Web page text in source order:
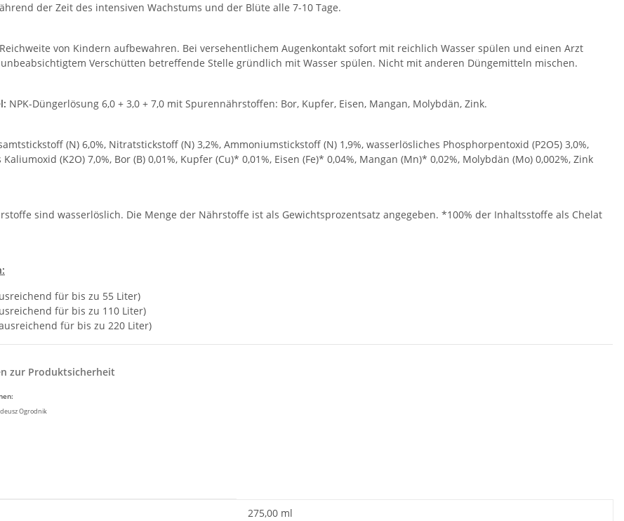
der Zeit des intensiven Wachstums und der Blüte alle 7-10 Tage.
von Kindern aufbewahren. Bei versehentlichem Augenkontakt sofort mit reichlich Wasser spülen und einen Arzt
Verschütten betreffende Stelle gründlich mit Wasser spülen. Nicht mit anderen Düngemitteln mischen.
NPK-Düngerlösung 6,0 + 3,0 + 7,0 mit Spurennährstoffen: Bor, Kupfer, Eisen, Mangan, Molybdän, Zink.
(N) 6,0%, Nitratstickstoff (N) 3,2%, Ammoniumstickstoff (N) 1,9%, wasserlösliches Phosphorpentoxid (P2O5) 3,0%,
(K2O) 7,0%, Bor (B) 0,01%, Kupfer (Cu)* 0,01%, Eisen (Fe)* 0,04%, Mangan (Mn)* 0,02%, Molybdän (Mo) 0,002%, Zink
sind wasserlöslich. Die Menge der Nährstoffe ist als Gewichtsprozentsatz angegeben. *100% der Inhaltsstoffe als Chelat
für bis zu 55 Liter)
für bis zu 110 Liter)
für bis zu 220 Liter)
zur Produktsicherheit
Ogrodnik
275,00 ml